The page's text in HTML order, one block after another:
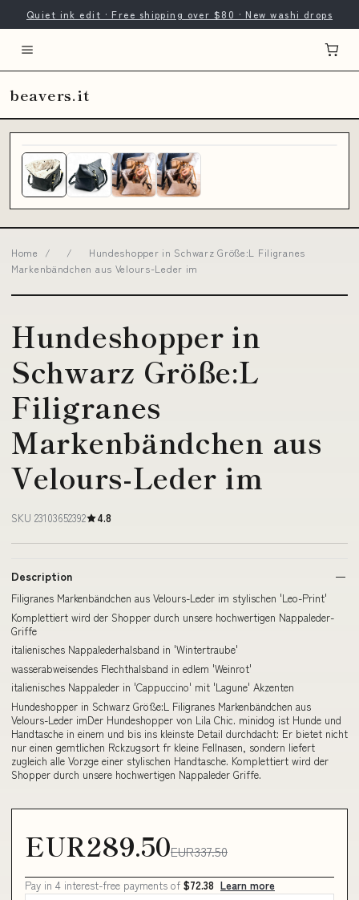
Quiet ink edit · Free shipping over $80 · New washi drops
beavers.it
Home / /
Hundeshopper in Schwarz Größe:L Filigranes
Markenbändchen aus Velours-Leder im
Hundeshopper in
Schwarz Größe:L
Filigranes
Markenbändchen aus
Velours-Leder im
SKU 23103652392 4.8
Description
Filigranes Markenbändchen aus Velours-Leder im stylischen 'Leo-Print'
Komplettiert wird der Shopper durch unsere hochwertigen Nappaleder-
Griffe
italienisches Nappalederhalsband in 'Wintertraube'
wasserabweisendes Flechthalsband in edlem 'Weinrot'
italienisches Nappaleder in 'Cappuccino' mit 'Lagune' Akzenten
Hundeshopper in Schwarz Größe:L Filigranes Markenbändchen aus
Velours-Leder imDer Hundeshopper von Lila Chic. minidog ist Hunde und
Handtasche in einem und bis ins kleinste Detail durchdacht: Er bietet nicht
nur einen gemtlichen Rckzugsort fr kleine Fellnasen, sondern liefert
zugleich alle Vorzge einer stylischen Handtasche. Komplettiert wird der
Shopper durch unsere hochwertigen Nappaleder Griffe.
EUR289.50EUR337.50
Pay in 4 interest-free payments of $72.38 Learn more